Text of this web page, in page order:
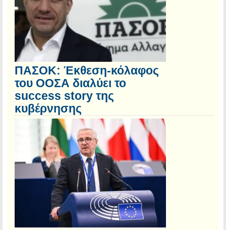
ΠΑΣΟΚ: Έκθεση-κόλαφος
του ΟΟΣΑ διαλύει το
success story της
κυβέρνησης